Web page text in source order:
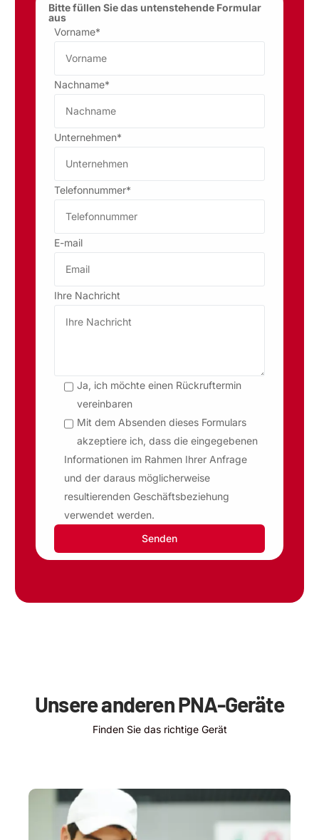
Bitte füllen Sie das untenstehende Formular
aus
Vorname*
Nachname*
Unternehmen*
Telefonnummer*
E-mail
Ihre Nachricht
Ja, ich möchte einen Rückruftermin
vereinbaren
Mit dem Absenden dieses Formulars
akzeptiere ich, dass die eingegebenen
Informationen im Rahmen Ihrer Anfrage
und der daraus möglicherweise
resultierenden Geschäftsbeziehung
verwendet werden.
Unsere anderenPNA-Geräte
Finden Sie das richtige Gerät